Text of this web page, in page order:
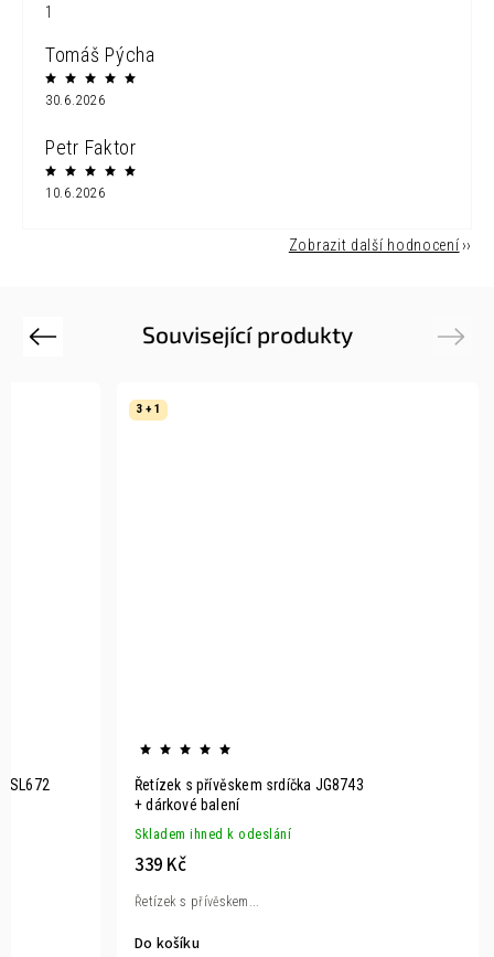
1
Tomáš Pýcha
30.6.2026
Petr Faktor
10.6.2026
Zobrazit další hodnocení
Související produkty
Previous
SL672
3 + 1
Řetízek s přívěskem srdíčka JG8743
+ dárkové balení
Skladem ihned k odeslání
339 Kč
Do košíku
Řetízek s přívěskem...
Next